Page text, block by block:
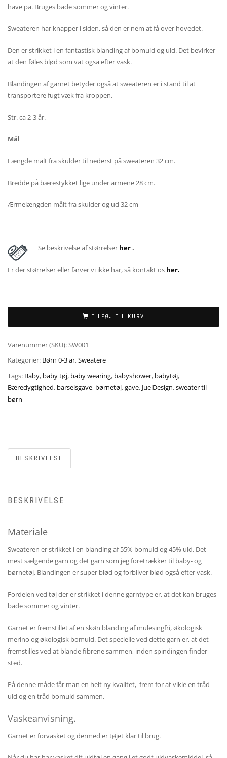
have på. Bruges både sommer og vinter.
Sweateren har knapper i siden, så den er nem at få over hovedet.
Den er strikket i en fantastisk blanding af bomuld og uld. Det bevirker
at den føles blød som vat også efter vask.
Blandingen af garnet betyder også at sweateren er i stand til at
transportere fugt væk fra kroppen.
Str. ca 2-3 år.
Mål
Længde målt fra skulder til nederst på sweateren 32 cm.
Bredde på bærestykket lige under armene 28 cm.
Ærmelængden målt fra skulder og ud 32 cm
Se beskrivelse af størrelser her.
Er der størrelser eller farver vi ikke har, så kontakt os her.
TILFØJ TIL KURV
Varenummer (SKU):SW001
Kategorier: Børn 0-3 år,Sweatere
Tags: Baby, baby tøj, baby wearing, babyshower, babytøj,
Bæredygtighed, barselsgave, børnetøj,gave, JuelDesign,sweater til
børn
BESKRIVELSE
BESKRIVELSE
Materiale
Sweateren er strikket i en blanding af 55% bomuld og 45% uld. Det
mest sælgende garn og det garn som jeg foretrækker til baby- og
børnetøj. Blandingen er super blød og forbliver blød også efter vask.
Fordelen ved tøj der er strikket i denne garntype er, at det kan bruges
både sommer og vinter.
Garnet er fremstillet af en skøn blanding af mulesingfri, økologisk
merino og økologisk bomuld. Det specielle ved dette garn er, at det
fremstilles ved at blande fibrene sammen, inden spindingen finder
sted.
På denne måde får man en helt ny kvalitet, frem for at vikle en tråd
uld og en tråd bomuld sammen.
Vaskeanvisning.
Garnet er forvasket og dermed er tøjet klar til brug.